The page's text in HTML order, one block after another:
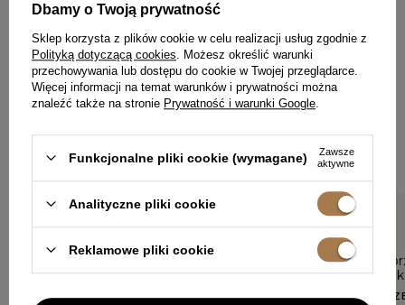
ZOSTAW SWOJĄ OPINIĘ
PODZIEL SIĘ SWOJĄ OPINIĄ
Z INNYMI
Jeśli nosiłaś ten model, podziel się swoimi wrażeniami – liczy
się każdy detal.
Bardzo ładna sukienka
5/5
Sukienka
wysokiej
EWELINA,
Dbamy o Twoją prywatność
Sklep korzysta z plików cookie w celu realizacji usług zgodnie z
Polityką dotyczącą cookies . Możesz określić warunki
przechowywania lub dostępu do cookie w Twojej przeglądarce.
Więcej informacji na temat warunków i prywatności można
znaleźć także na stronie Prywatność i warunki Google
Funkcjonalne pliki cookie (wymagane)
Zawsze
aktywne
Analityczne pliki cookie
Reklamowe pliki cookie